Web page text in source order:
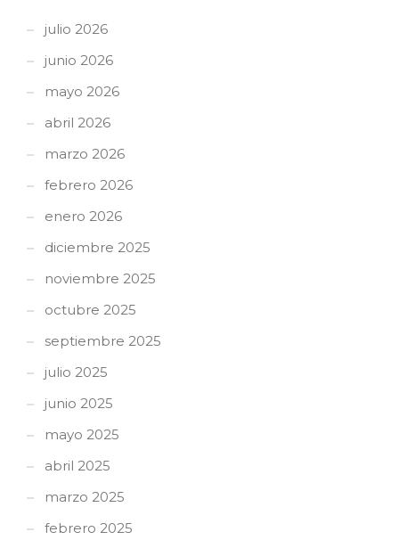
julio 2026
junio 2026
mayo 2026
abril 2026
marzo 2026
febrero 2026
enero 2026
diciembre 2025
noviembre 2025
octubre 2025
septiembre 2025
julio 2025
junio 2025
mayo 2025
abril 2025
marzo 2025
febrero 2025